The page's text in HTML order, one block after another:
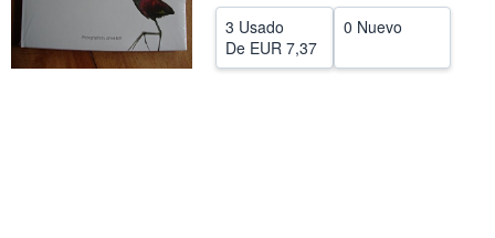
CERRAR
3 Usado
De EUR 7,37
0 Nuevo